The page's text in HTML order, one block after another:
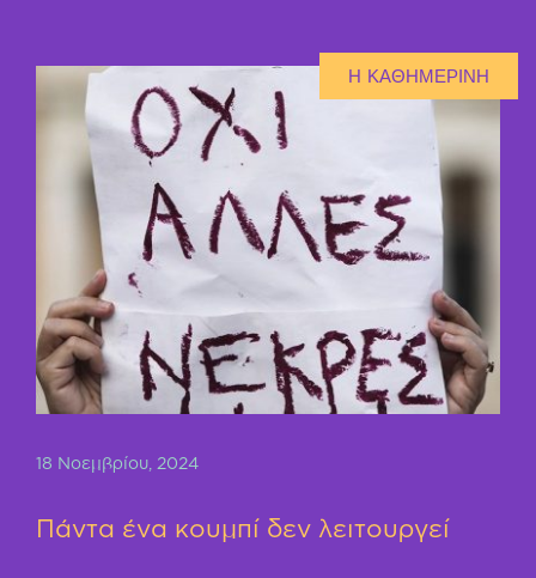
Η ΚΑΘΗΜΕΡΙΝΗ
18 Νοεμβρίου, 2024
Πάντα ένα κουμπί δεν λειτουργεί